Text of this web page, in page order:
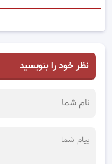
نظر خود را بنویسید